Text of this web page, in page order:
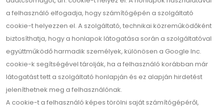
a felhasználó elfogadja, hogy számítógépén a szolgáltató
cookie-t helyezzen el. A szolgáltató, technikai közreműködőként
biztosíthatja, hogy a honlapok látogatása során a szolgáltatóval
együttműködő harmadik személyek, különösen a Google Inc.
cookie-k segítségével tárolják, ha a felhasználó korábban már
látogatást tett a szolgáltató honlapján és ez alapján hirdetést
jeleníthetnek meg a felhasználónak.
A cookie-t a felhasználó képes törölni saját számítógépéről,